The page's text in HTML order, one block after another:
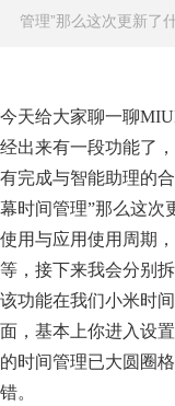
管理”那么这次更新了
今天给大家聊一聊
经出来有一段功能了
有完成与智能助理的
幕时间管理”那么这次
使用与应用使用周期
等，接下来我会分别
该功能在我们小米时
面，基本上你进入设
的时间管理已大圆圈
错。